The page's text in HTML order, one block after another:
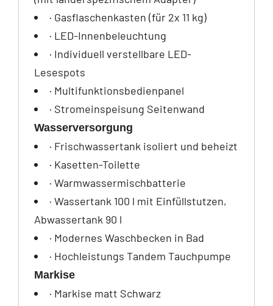
· Gasflaschenkasten (für 2x 11 kg)
· LED-Innenbeleuchtung
· Individuell verstellbare LED-
Lesespots
· Multifunktionsbedienpanel
· Stromeinspeisung Seitenwand
Wasserversorgung
· Frischwassertank isoliert und beheizt
· Kasetten-Toilette
· Warmwassermischbatterie
· Wassertank 100 l mit Einfüllstutzen,
Abwassertank 90 l
· Modernes Waschbecken in Bad
· Hochleistungs Tandem Tauchpumpe
Markise
· Markise matt Schwarz